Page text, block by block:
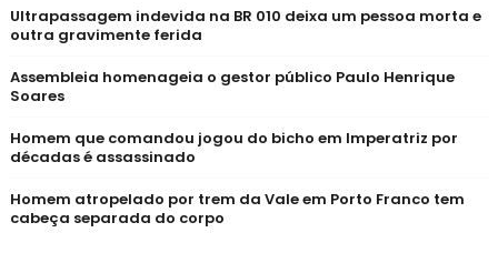
Ultrapassagem indevida na BR 010 deixa um pessoa morta e
outra gravimente ferida
Assembleia homenageia o gestor público Paulo Henrique
Soares
Homem que comandou jogou do bicho em Imperatriz por
décadas é assassinado
Homem atropelado por trem da Vale em Porto Franco tem
cabeça separada do corpo